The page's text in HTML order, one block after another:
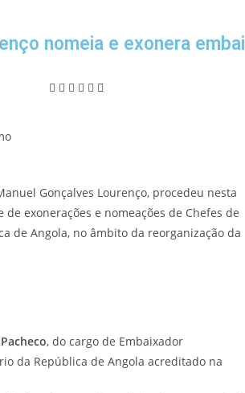
nomeia e exonera
Gonçalves Lourenço, procedeu nesta
exonerações e nomeações de Chefes de
de Angola, no âmbito da reorganização da
, do cargo de Embaixador
da República de Angola acreditado na